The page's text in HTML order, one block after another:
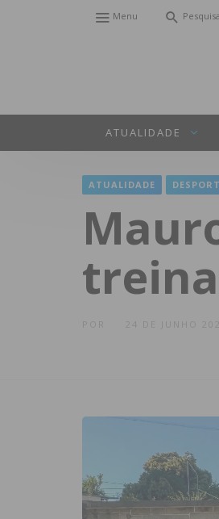
Menu
ATUALIDADE
ATUALIDADE
24 DE JUNHO